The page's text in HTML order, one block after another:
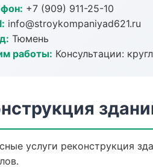
+7 (909) 911-25-10
info@stroykompaniyad621.ru
Тюмень
работы: Консультации:
услуги реконструкция